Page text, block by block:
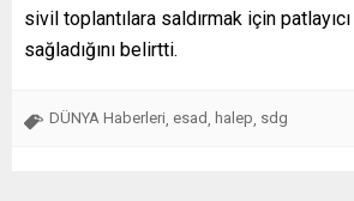
sivil toplantılara saldırmak için
sağladığını belirtti.
DÜNYA Haberleri esad halep sdg